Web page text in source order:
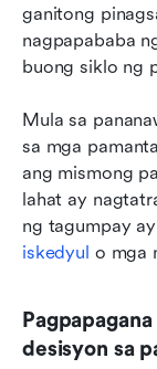
ganitong
nagpapababa
buong siklo ng
Mula sa
sa mga
ang mismong
lahat ay
ng tagumpay
iskedyul o mga
desisyon sa